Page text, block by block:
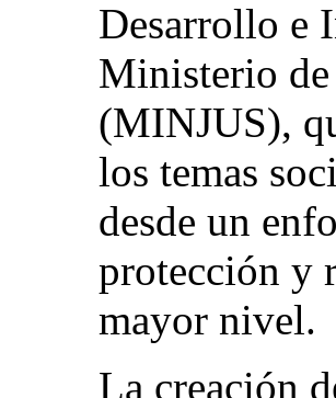
Desarrollo e
Ministerio de
(MINJUS),
los temas
desde un
protección y
mayor nivel.
La creación